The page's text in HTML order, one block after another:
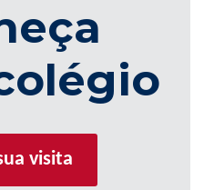
visita